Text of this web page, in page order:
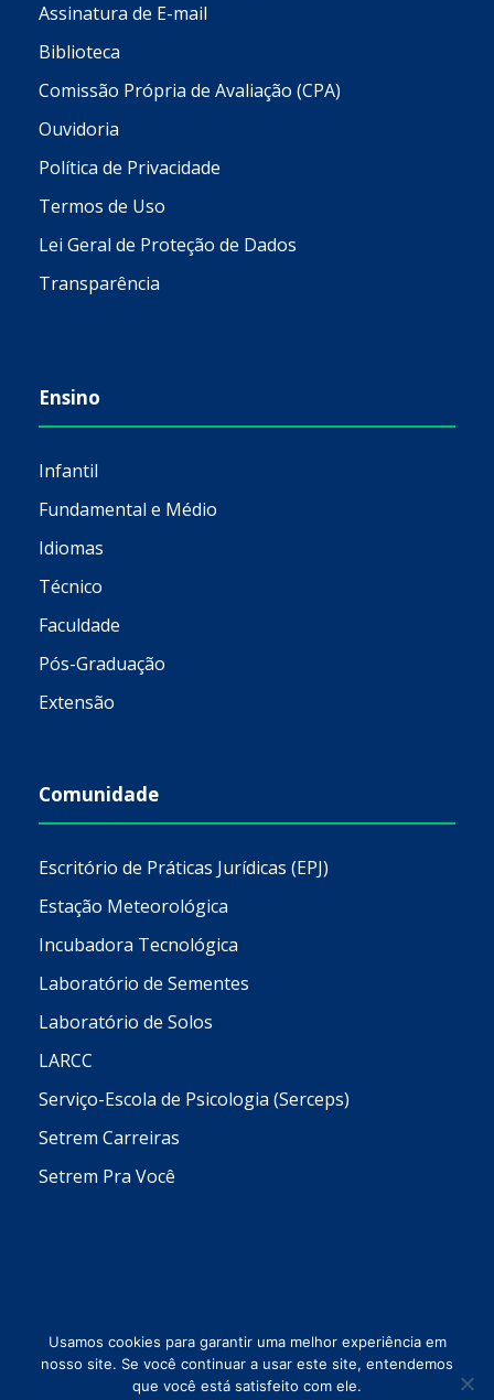
Assinatura de E-mail
Biblioteca
Comissão Própria de Avaliação (CPA)
Ouvidoria
Política de Privacidade
Termos de Uso
Lei Geral de Proteção de Dados
Transparência
Ensino
Infantil
Fundamental e Médio
Idiomas
Técnico
Faculdade
Pós-Graduação
Extensão
Comunidade
Escritório de Práticas Jurídicas (EPJ)
Estação Meteorológica
Incubadora Tecnológica
Laboratório de Sementes
Laboratório de Solos
LARCC
Serviço-Escola de Psicologia (Serceps)
Setrem Carreiras
Setrem Pra Você
Usamos cookies para garantir uma melhor experiência em
nosso site. Se você continuar a usar este site, entendemos
que você está satisfeito com ele.